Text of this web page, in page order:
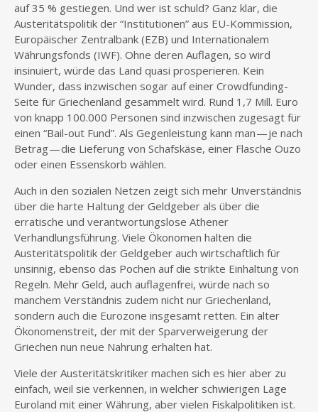
auf 35 % gestiegen. Und wer ist schuld? Ganz klar, die
Austeritätspolitik der “Institutionen” aus EU-Kommission,
Europäischer Zentralbank (EZB) und Internationalem
Währungsfonds (IWF). Ohne deren Auflagen, so wird
insinuiert, würde das Land quasi prosperieren. Kein
Wunder, dass inzwischen sogar auf einer Crowdfunding-
Seite für Griechenland gesammelt wird. Rund 1,7 Mill. Euro
von knapp 100.000 Personen sind inzwischen zugesagt für
einen “Bail-out Fund”. Als Gegenleistung kann man — je nach
Betrag — die Lieferung von Schafskäse, einer Flasche Ouzo
oder einen Essenskorb wählen.
Auch in den sozialen Netzen zeigt sich mehr Unverständnis
über die harte Haltung der Geldgeber als über die
erratische und verantwortungslose Athener
Verhandlungsführung. Viele Ökonomen halten die
Austeritätspolitik der Geldgeber auch wirtschaftlich für
unsinnig, ebenso das Pochen auf die strikte Einhaltung von
Regeln. Mehr Geld, auch auflagenfrei, würde nach so
manchem Verständnis zudem nicht nur Griechenland,
sondern auch die Eurozone insgesamt retten. Ein alter
Ökonomenstreit, der mit der Sparverweigerung der
Griechen nun neue Nahrung erhalten hat.
Viele der Austeritätskritiker machen sich es hier aber zu
einfach, weil sie verkennen, in welcher schwierigen Lage
Euroland mit einer Währung, aber vielen Fiskalpolitiken ist.